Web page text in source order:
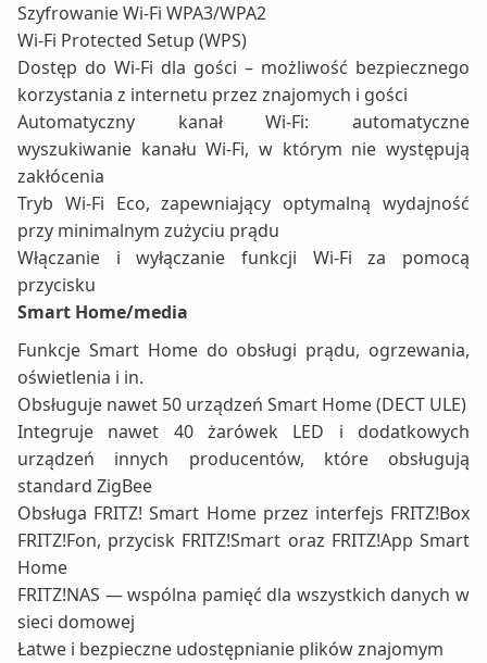
Szyfrowanie Wi-Fi WPA3/WPA2
Wi-Fi Protected Setup (WPS)
Dostęp do Wi-Fi dla gości – możliwość bezpiecznego
korzystania z internetu przez znajomych i gości
Automatyczny kanał Wi-Fi: automatyczne
wyszukiwanie kanału Wi-Fi, w którym nie występują
zakłócenia
Tryb Wi-Fi Eco, zapewniający optymalną wydajność
przy minimalnym zużyciu prądu
Włączanie i wyłączanie funkcji Wi-Fi za pomocą
przycisku
Smart Home/media
Funkcje Smart Home do obsługi prądu, ogrzewania,
oświetlenia i in.
Obsługuje nawet 50 urządzeń Smart Home (DECT ULE)
Integruje nawet 40 żarówek LED i dodatkowych
urządzeń innych producentów, które obsługują
standard ZigBee
Obsługa FRITZ! Smart Home przez interfejs FRITZ!Box
FRITZ!Fon, przycisk FRITZ!Smart oraz FRITZ!App Smart
Home
FRITZ!NAS — wspólna pamięć dla wszystkich danych w
sieci domowej
Łatwe i bezpieczne udostępnianie plików znajomym